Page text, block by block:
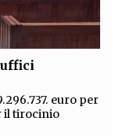
euro per
il tirocinio